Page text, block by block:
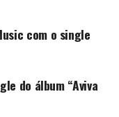
com o single
do álbum “Aviva